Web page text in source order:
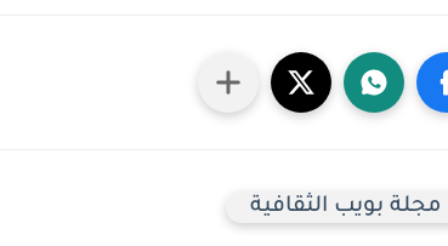
مجلة بويب الثقافية